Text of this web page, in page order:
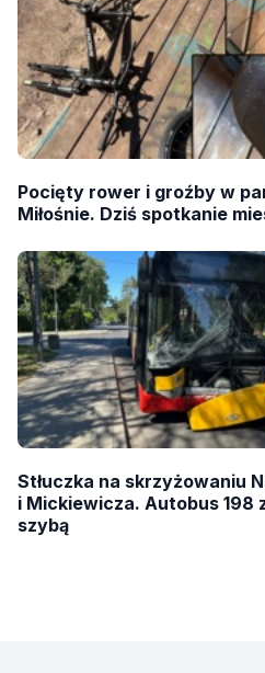
Pocięty rower i groźby w
Miłośnie. Dziś spotkanie
Stłuczka na skrzyżowaniu
i Mickiewicza. Autobus 198
szybą